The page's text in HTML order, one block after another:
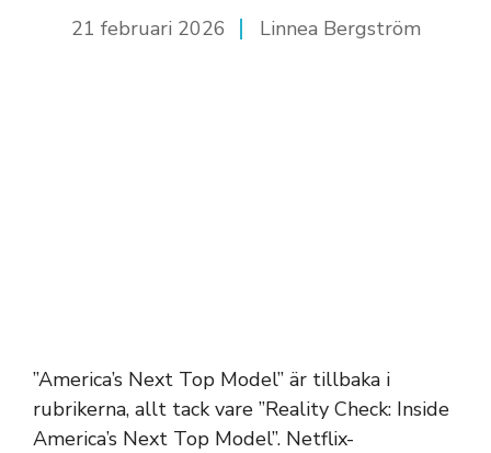
21 februari 2026 Linnea Bergström
”America’s Next Top Model” är tillbaka i
rubrikerna, allt tack vare ”Reality Check: Inside
America’s Next Top Model”. Netflix-